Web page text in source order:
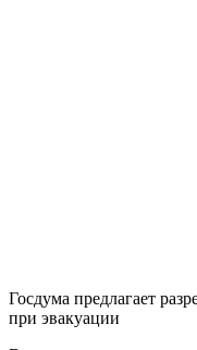
Госдума предлагает
при эвакуации